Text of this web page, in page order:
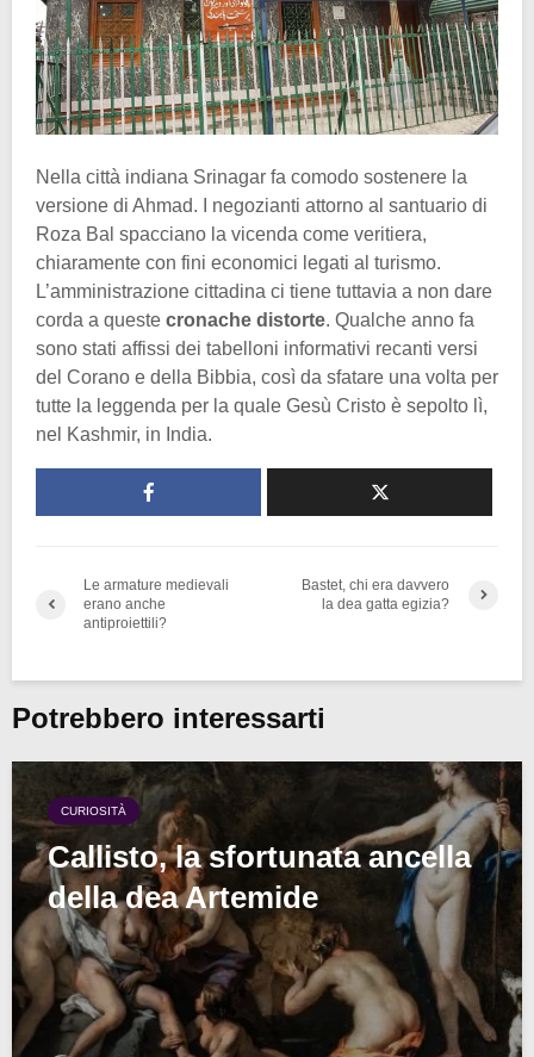
Nella città indiana Srinagar fa comodo sostenere la
versione di Ahmad. I negozianti attorno al santuario di
Roza Bal spacciano la vicenda come veritiera,
chiaramente con fini economici legati al turismo.
L’amministrazione cittadina ci tiene tuttavia a non dare
corda a queste cronache distorte. Qualche anno fa
sono stati affissi dei tabelloni informativi recanti versi
del Corano e della Bibbia, così da sfatare una volta per
tutte la leggenda per la quale Gesù Cristo è sepolto lì,
nel Kashmir, in India.
Le armature medievali
erano anche
antiproiettili?
Bastet, chi era davvero
la dea gatta egizia?
Potrebbero interessarti
CURIOSITÀ
Callisto, la sfortunata ancella
della dea Artemide